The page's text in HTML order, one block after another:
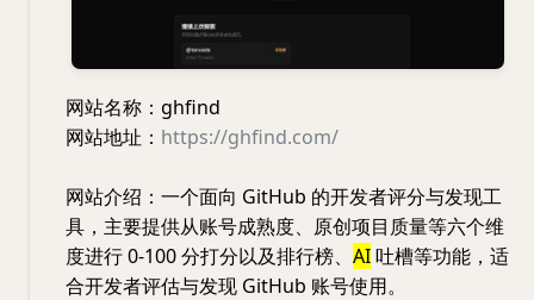
网站名称：ghfind
网站地址： https://ghfind.com/
网站介绍：一个面向 GitHub 的开发者评分与发现工
具，主要提供从账号成熟度、原创项目质量等六个维
度进行 0-100 分打分以及排行榜、 AI吐槽等功能，适
合开发者评估与发现 GitHub 账号使用。